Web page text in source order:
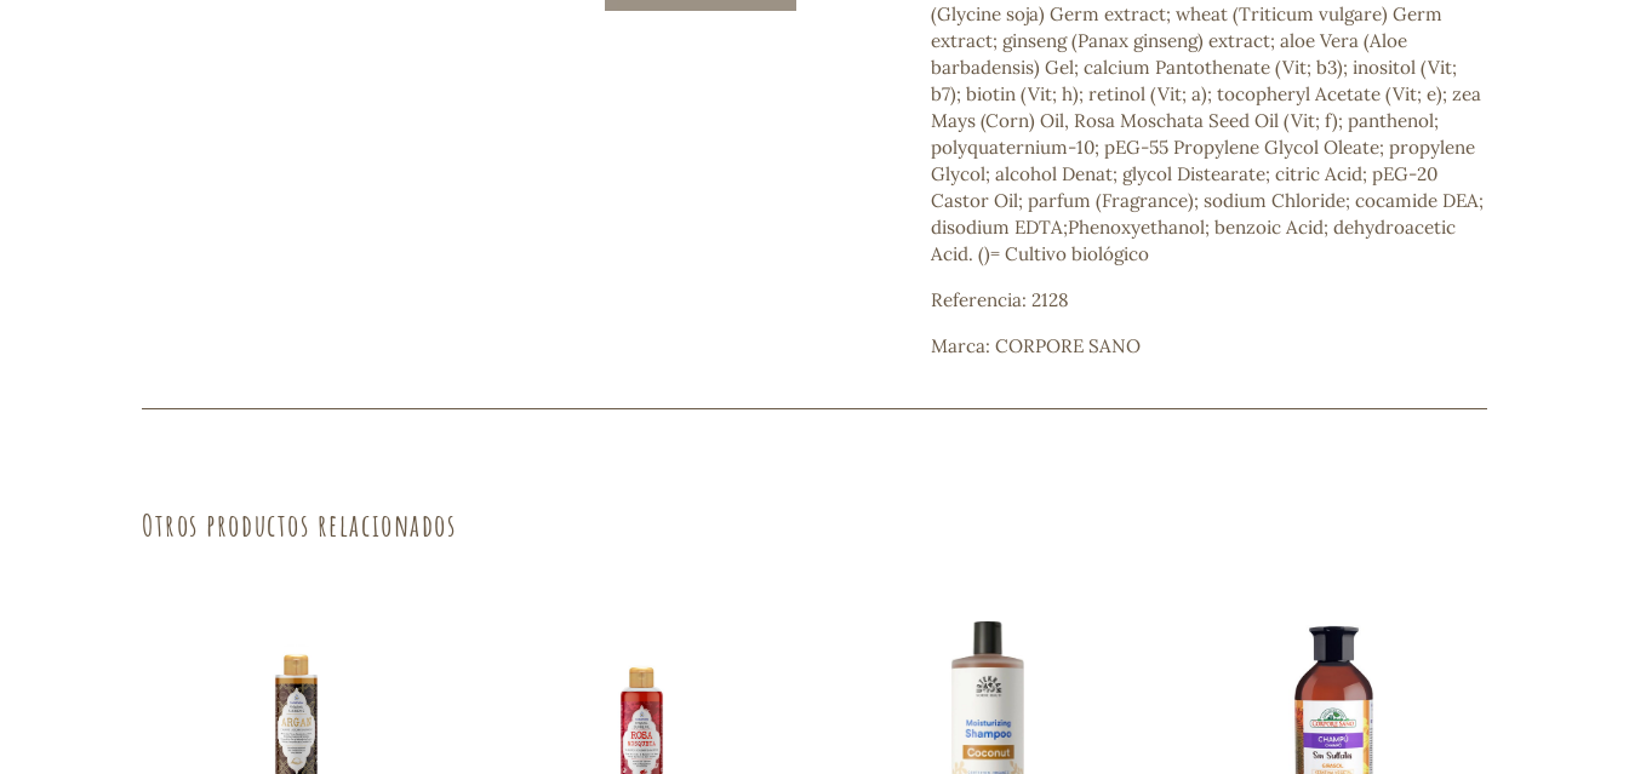
contáctanos
(Glycine soja) Germ extract; wheat (Triticum vulgare) Germ
extract; ginseng (Panax ginseng) extract; aloe Vera (Aloe
barbadensis) Gel; calcium Pantothenate (Vit; b3); inositol (Vit;
b7); biotin (Vit; h); retinol (Vit; a); tocopheryl Acetate (Vit; e); zea
Mays (Corn) Oil, Rosa Moschata Seed Oil (Vit; f); panthenol;
polyquaternium-10; pEG-55 Propylene Glycol Oleate; propylene
Glycol; alcohol Denat; glycol Distearate; citric Acid; pEG-20
Castor Oil; parfum (Fragrance); sodium Chloride; cocamide DEA;
disodium EDTA;Phenoxyethanol; benzoic Acid; dehydroacetic
Acid. ()= Cultivo biológico
Referencia: 2128
Marca: CORPORE SANO
Otros productos relacionados